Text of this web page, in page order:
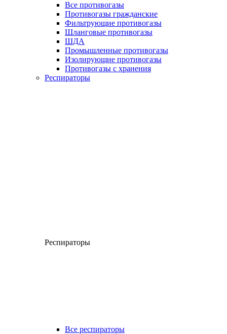
Все противогазы
Противогазы гражданские
Фильтрующие противогазы
Шланговые противогазы
ШДА
Промышленные противогазы
Изолирующие противогазы
Противогазы с хранения
Респираторы
Респираторы
Все респираторы